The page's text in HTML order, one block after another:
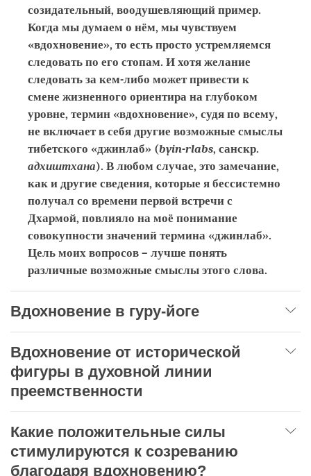
созидательный, воодушевляющий пример.
Когда мы думаем о нём, мы чувствуем
«вдохновение», то есть просто устремляемся
следовать по его стопам. И хотя желание
следовать за кем-либо может привести к
смене жизненного ориентира на глубоком
уровне, термин «вдохновение», судя по всему,
не включает в себя другие возможные смыслы
тибетского «джинлаб» (byin-rlabs, санскр.
адхиштхана). В любом случае, это замечание,
как и другие сведения, которые я бессистемно
получал со времени первой встречи с
Дхармой, повлияло на моё понимание
совокупности значений термина «джинлаб».
Цель моих вопросов – лучше понять
различные возможные смыслы этого слова.
Вдохновение в гуру-йоге
Вдохновение от исторической
фигуры в духовной линии
преемственности
Какие положительные силы
стимулируются к созреванию
благодаря вдохновению?